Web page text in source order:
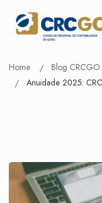
Home Blog CRCGO
Anuidade 2025: